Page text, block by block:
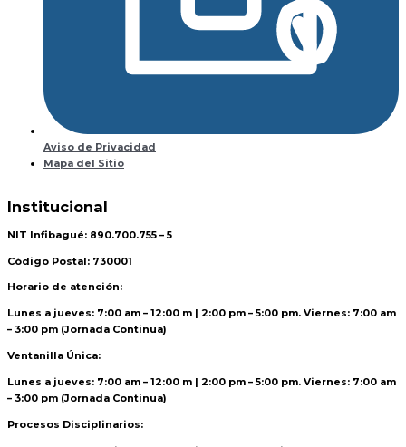
Aviso de Privacidad
Mapa del Sitio
Institucional
NIT Infibagué: 890.700.755 – 5
Código Postal: 730001
Horario de atención:
Lunes a jueves: 7:00 am – 12:00 m | 2:00 pm – 5:00 pm. Viernes: 7:00 am
– 3:00 pm (Jornada Continua)
Ventanilla Única:
Lunes a jueves: 7:00 am – 12:00 m | 2:00 pm – 5:00 pm. Viernes: 7:00 am
– 3:00 pm (Jornada Continua)
Procesos Disciplinarios: